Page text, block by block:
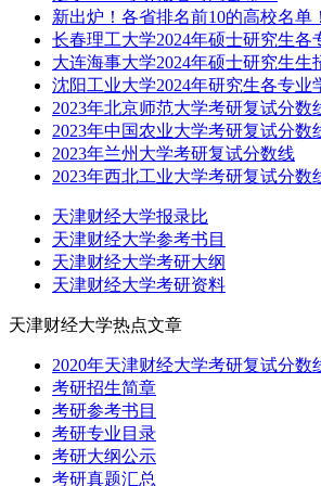
新出炉！各省排名前10的高校名单！
长春理工大学2024年硕士研究生各
大连海事大学2024年硕士研究生
沈阳工业大学2024年研究生各专业
2023年北京师范大学考研复试分数
2023年中国农业大学考研复试分数
2023年兰州大学考研复试分数线
2023年西北工业大学考研复试分数
天津财经大学报录比
天津财经大学参考书目
天津财经大学考研大纲
天津财经大学考研资料
天津财经大学热点文章
2020年天津财经大学考研复试分数
考研招生简章
考研参考书目
考研专业目录
考研大纲公示
考研真题汇总